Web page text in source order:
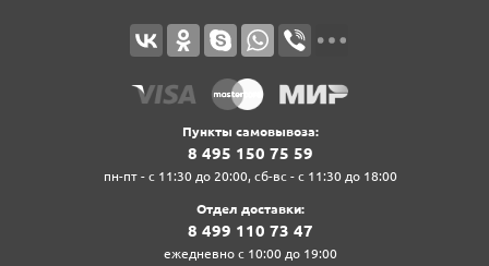
Пункты самовывоза:
8‍ 4‍9‍5‍ 1‍5‍0‍ 7‍5‍ 5‍9‍
пн-пт - с 11:30 до 20:00, сб-вс - с 11:30 до 18:00
Отдел доставки:
8‍ 4‍9‍9‍ 1‍1‍0‍ 7‍3‍ 4‍7‍
ежедневно с 10:00 до 19:00